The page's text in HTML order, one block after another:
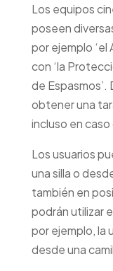
Los equipos
poseen
por ejemplo ‘el
con ‘la
de
obtener una
incluso en
Los usuarios
una silla o
también en
podrán utilizar
por ejemplo, la
desde una